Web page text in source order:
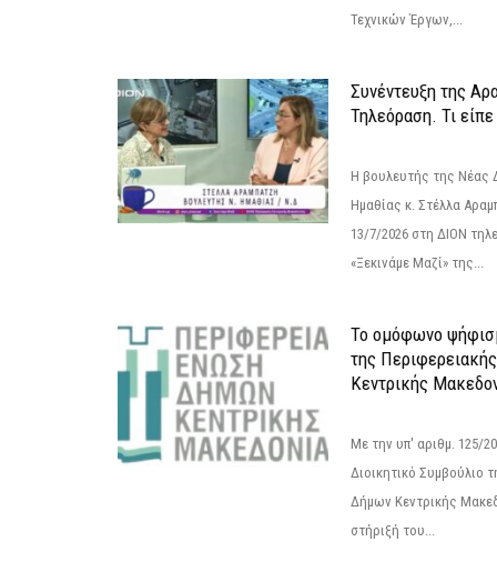
Τεχνικών Έργων,...
Συνέντευξη της
Τηλεόραση. Τι
Η βουλευτής της Νέας
Ημαθίας κ. Στέλλα
13/7/2026 στη ΔΙΟΝ
«Ξεκινάμε Μαζί» της...
Το ομόφωνο
της
Κεντρικής
Με την υπ' αριθμ. 125/
Διοικητικό Συμβούλιο
Δήμων Κεντρικής
στήριξή του...